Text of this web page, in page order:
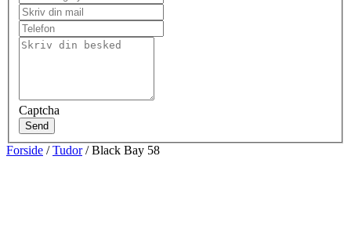
Captcha
Send
Forside /Tudor/ Black Bay 58